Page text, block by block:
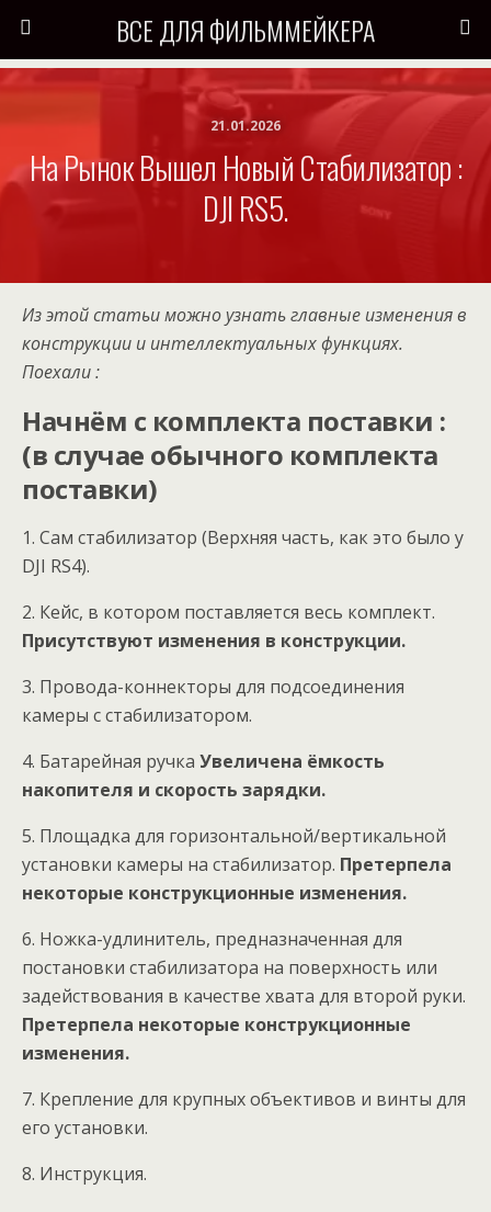
ВСЕ ДЛЯ ФИЛЬММЕЙКЕРА
21.01.2026
На Рынок Вышел Новый Стабилизатор :
DJI RS5.
Из этой статьи можно узнать главные изменения в
конструкции и интеллектуальных функциях.
Поехали :
Начнём с комплекта поставки :
(в случае обычного комплекта
поставки)
1. Сам стабилизатор (Верхняя часть, как это было у
DJI RS4).
2. Кейс, в котором поставляется весь комплект.
Присутствуют изменения в конструкции.
3. Провода-коннекторы для подсоединения
камеры с стабилизатором.
4. Батарейная ручка Увеличена ёмкость
накопителя и скорость зарядки.
5. Площадка для горизонтальной/вертикальной
установки камеры на стабилизатор. Претерпела
некоторые конструкционные изменения.
6. Ножка-удлинитель, предназначенная для
постановки стабилизатора на поверхность или
задействования в качестве хвата для второй руки.
Претерпела некоторые конструкционные
изменения.
7. Крепление для крупных объективов и винты для
его установки.
8. Инструкция.